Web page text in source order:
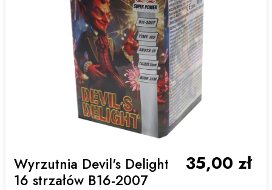
Wyrzutnia Devil's Delight
16 strzałów B16-2007
35,00 zł